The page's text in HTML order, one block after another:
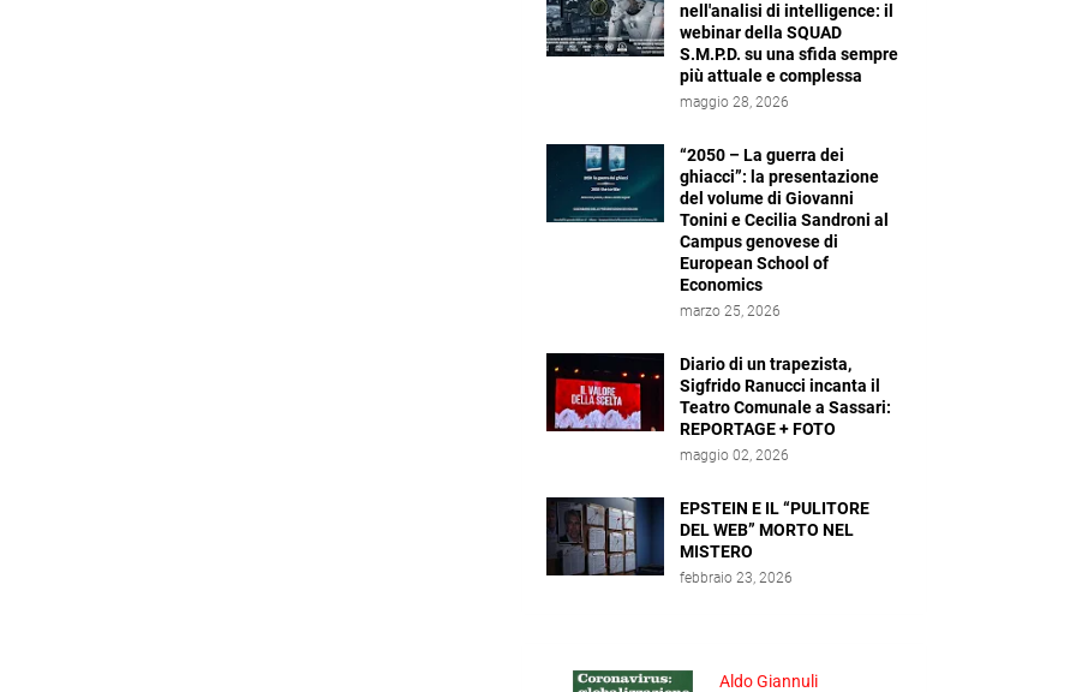
nell'analisi di intelligence: il
webinar della SQUAD
S.M.P.D. su una sfida sempre
più attuale e complessa
maggio 28, 2026
“2050 – La guerra dei
ghiacci”: la presentazione
del volume di Giovanni
Tonini e Cecilia Sandroni al
Campus genovese di
European School of
Economics
marzo 25, 2026
Diario di un trapezista,
Sigfrido Ranucci incanta il
Teatro Comunale a Sassari:
REPORTAGE + FOTO
maggio 02, 2026
EPSTEIN E IL “PULITORE
DEL WEB” MORTO NEL
MISTERO
febbraio 23, 2026
Aldo Giannuli